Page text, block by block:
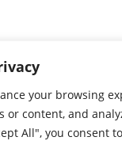
your browsing
or content, and
All", you consent